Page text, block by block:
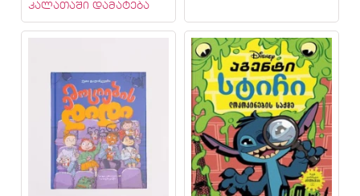
კალათაში დამატება